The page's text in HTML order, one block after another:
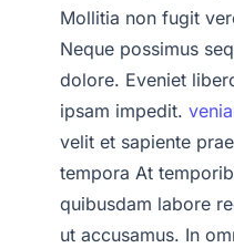
Mollitia non fugit
Neque possimus
dolore. Eveniet
ipsam impedit.
velit et sapiente
tempora At
quibusdam labore
ut accusamus. In